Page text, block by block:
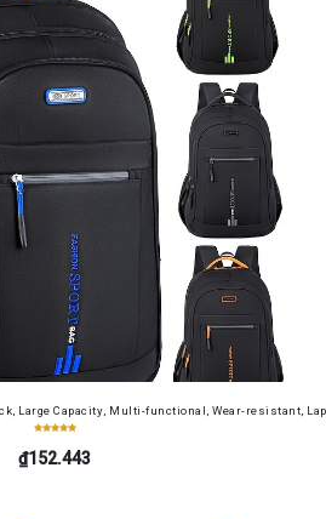
Large Capacity, Multi-functional, Wear-resistant,
₫152.443